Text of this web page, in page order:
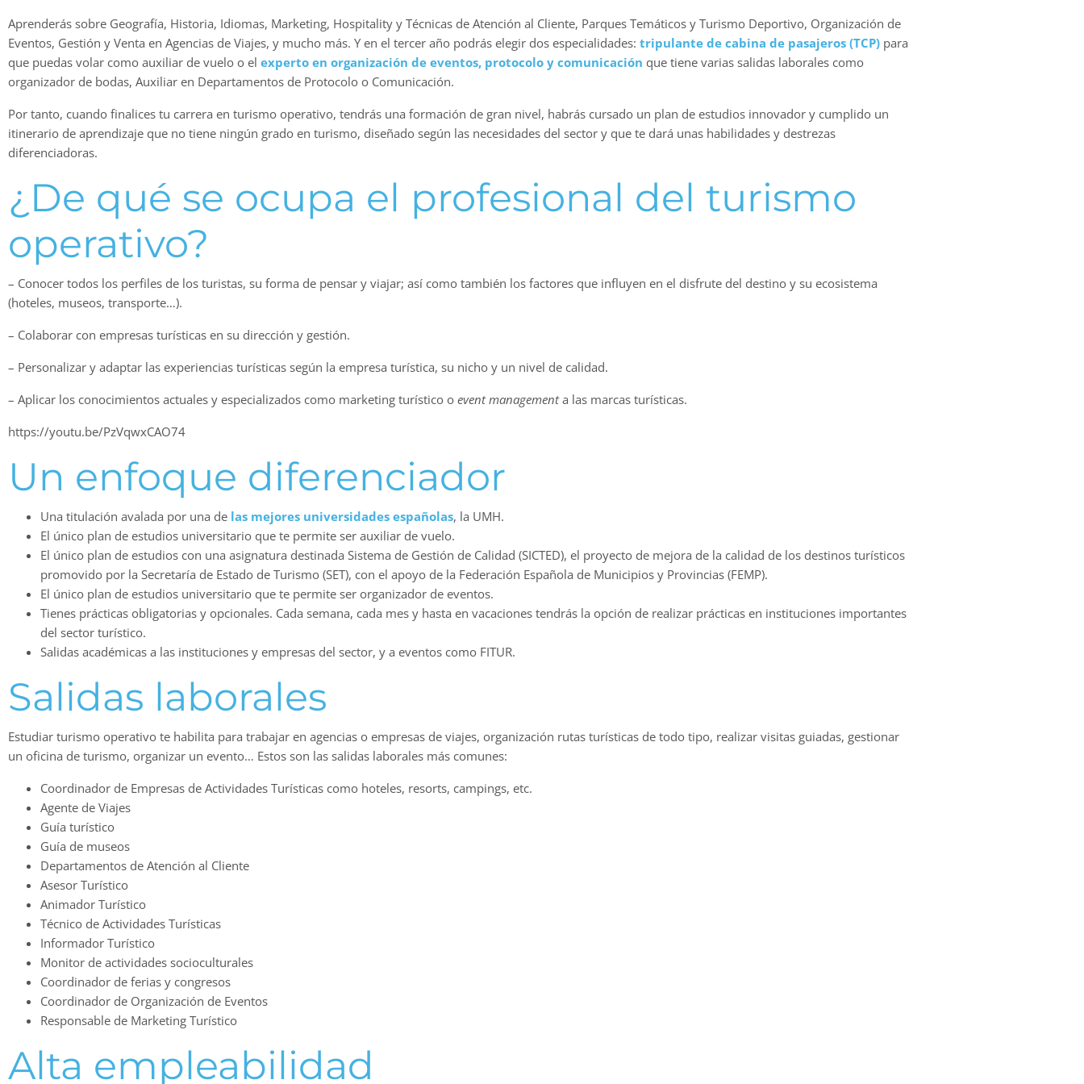
Aprenderás sobre Geografía, Historia, Idiomas, Marketing, Hospitality y Técnicas de Atención al Cliente, Parques Temáticos y Turismo Deportivo, Organización de
Eventos, Gestión y Venta en Agencias de Viajes, y mucho más. Y en el tercer año podrás elegir dos especialidades: tripulante de cabina de pasajeros (TCP) para
que puedas volar como auxiliar de vuelo o el experto en organización de eventos, protocolo y comunicación que tiene varias salidas laborales como
organizador de bodas, Auxiliar en Departamentos de Protocolo o Comunicación.
Por tanto, cuando finalices tu carrera en turismo operativo, tendrás una formación de gran nivel, habrás cursado un plan de estudios innovador y cumplido un
itinerario de aprendizaje que no tiene ningún grado en turismo, diseñado según las necesidades del sector y que te dará unas habilidades y destrezas
diferenciadoras.
¿De qué se ocupa el profesional del turismo
operativo?
– Conocer todos los perfiles de los turistas, su forma de pensar y viajar; así como también los factores que influyen en el disfrute del destino y su ecosistema
(hoteles, museos, transporte…).
– Colaborar con empresas turísticas en su dirección y gestión.
– Personalizar y adaptar las experiencias turísticas según la empresa turística, su nicho y un nivel de calidad.
– Aplicar los conocimientos actuales y especializados como marketing turístico o event managementa las marcas turísticas.
https://youtu.be/PzVqwxCAO74
Un enfoque diferenciador
Una titulación avalada por una de las mejores universidades españolas, la UMH.
El único plan de estudios universitario que te permite ser auxiliar de vuelo.
El único plan de estudios con una asignatura destinada Sistema de Gestión de Calidad (SICTED), el proyecto de mejora de la calidad de los destinos turísticos
promovido por la Secretaría de Estado de Turismo (SET), con el apoyo de la Federación Española de Municipios y Provincias (FEMP).
El único plan de estudios universitario que te permite ser organizador de eventos.
Tienes prácticas obligatorias y opcionales. Cada semana, cada mes y hasta en vacaciones tendrás la opción de realizar prácticas en instituciones importantes
del sector turístico.
Salidas académicas a las instituciones y empresas del sector, y a eventos como FITUR.
Salidas laborales
Estudiar turismo operativo te habilita para trabajar en agencias o empresas de viajes, organización rutas turísticas de todo tipo, realizar visitas guiadas, gestionar
un oficina de turismo, organizar un evento… Estos son las salidas laborales más comunes:
Coordinador de Empresas de Actividades Turísticas como hoteles, resorts, campings, etc.
Agente de Viajes
Guía turístico
Guía de museos
Departamentos de Atención al Cliente
Asesor Turístico
Animador Turístico
Técnico de Actividades Turísticas
Informador Turístico
Monitor de actividades socioculturales
Coordinador de ferias y congresos
Coordinador de Organización de Eventos
Responsable de Marketing Turístico
Alta empleabilidad